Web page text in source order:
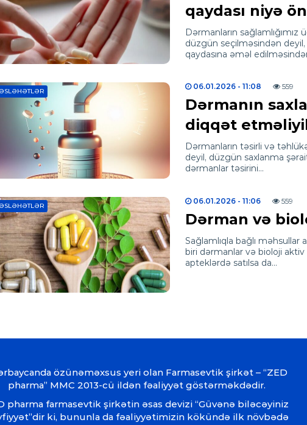
qaydası niyə
Dərmanların sağlamlığımız
düzgün seçilməsindən
qaydasına əməl
06.01.2026 - 11:08 559
Dərmanın
diqqət
Dərmanların təsirli və
deyil, düzgün saxlanma
dərmanlar təsirini…
06.01.2026 - 11:06 559
Dərman və
Sağlamlıqla bağlı məhsullar
biri dərmanlar və bioloji
apteklərdə satılsa da…
özünəməxsus yeri olan Farmasevtik şirkət – “ZED
pharma” MMC 2013-cü ildən fəaliyyət göstərməkdədir.
pharma farmasevtik şirkətin əsas devizi “Güvənə biləcəyiniz
ki, bununla da fəaliyyətimizin kökündə ilk növbədə